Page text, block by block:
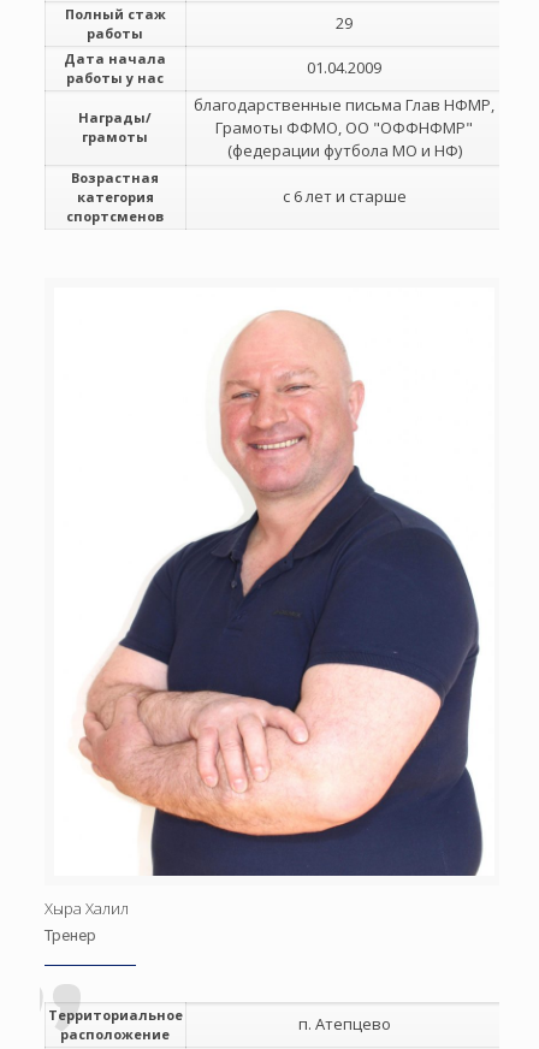
Полный стаж
работы
29
Дата начала
работы у нас
01.04.2009
Награды/
грамоты
благодарственные письма Глав НФМР,
Грамоты ФФМО, ОО "ОФФНФМР"
(федерации футбола МО и НФ)
Возрастная
категория
спортсменов
с 6 лет и старше
Хыра Халил
Тренер
Территориальное
расположение
п. Атепцево